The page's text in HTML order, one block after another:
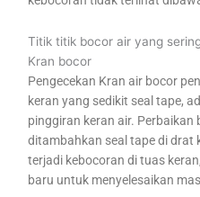
Titik titik bocor air yang
Kran bocor
Pengecekan Kran air bocor
keran yang sedikit seal tape,
pinggiran keran air.
ditambahkan seal tape di drat
terjadi kebocoran di tuas
baru untuk menyelesaikan